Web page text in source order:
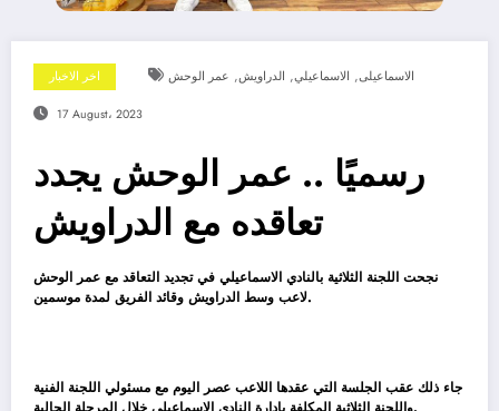
اخر الاخبار الاسماعيلى, الاسماعيلي, الدراويش, عمر الوحش
17 August، 2023
رسميًا .. عمر الوحش يجدد
تعاقده مع الدراويش
نجحت اللجنة الثلاثية بالنادي الاسماعيلي في تجديد التعاقد مع عمر الوحش
لاعب وسط الدراويش وقائد الفريق لمدة موسمين.
جاء ذلك عقب الجلسة التي عقدها اللاعب عصر اليوم مع مسئولي اللجنة الفنية